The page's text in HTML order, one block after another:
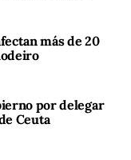
más de 20
por delegar
Ceuta